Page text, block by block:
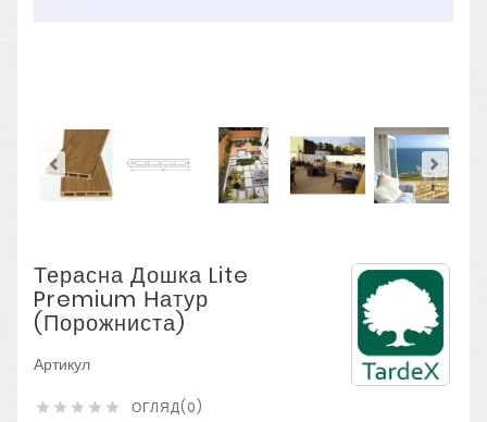
Терасна Дошка Lite
Premium Натур
(порожниста)
Артикул
     ОГЛЯД(0)